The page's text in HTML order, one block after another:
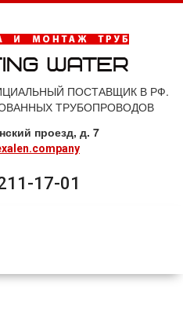
ПОСТАВЩИК В РФ.
ТРУБОПРОВОДОВ
проезд, д. 7
17-01